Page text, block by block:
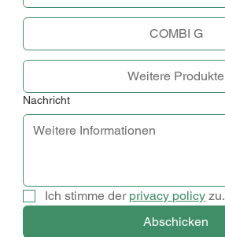
COMBI G
Weitere Produkte
Nachricht
Ich stimme der privacy policy zu.
Abschicken